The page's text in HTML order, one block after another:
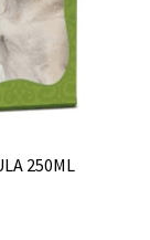
250ML